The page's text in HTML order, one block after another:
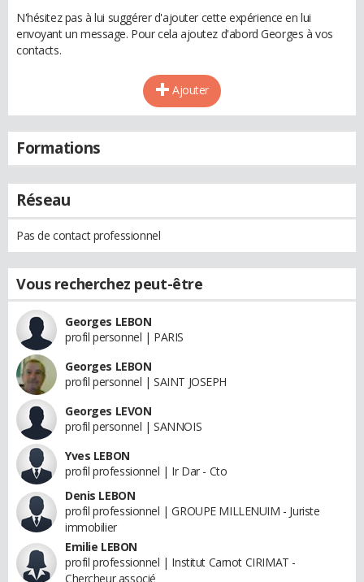
N'hésitez pas à lui suggérer d'ajouter cette expérience en lui
envoyant un message. Pour cela ajoutez d'abord Georges à vos
contacts.
Ajouter
Formations
Réseau
Pas de contact professionnel
Vous recherchez peut-être
Georges LEBON
profil personnel | PARIS
Georges LEBON
profil personnel | SAINT JOSEPH
Georges LEVON
profil personnel | SANNOIS
Yves LEBON
profil professionnel | Ir Dar - Cto
Denis LEBON
profil professionnel | GROUPE MILLENUIM - Juriste
immobilier
Emilie LEBON
profil professionnel | Institut Carnot CIRIMAT -
Chercheur associé